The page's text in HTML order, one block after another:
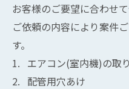
お客様のご要望に合わせ
ご依頼の内容により案件
す。
エアコン(室内機)の取
配管用穴あけ